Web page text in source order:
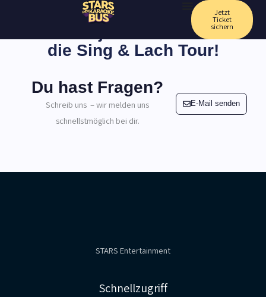
springen
Jetzt
Ticket
sichern
Sicher dir jetzt dein Ticket für
die Sing & Lach Tour!
Du hast Fragen?
Schreib uns – wir melden uns
schnellstmöglich bei dir.
E-Mail senden
STARS Entertainment
Schnellzugriff